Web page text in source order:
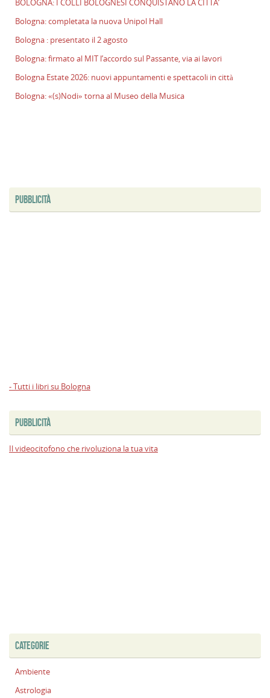
BOLOGNA: I COLLI BOLOGNESI CONQUISTANO LA CITTA’
Bologna: completata la nuova Unipol Hall
Bologna : presentato il 2 agosto
Bologna: firmato al MIT l’accordo sul Passante, via ai lavori
Bologna Estate 2026: nuovi appuntamenti e spettacoli in città
Bologna: «(s)Nodi» torna al Museo della Musica
PUBBLICITÀ
- Tutti i libri su Bologna
PUBBLICITÀ
Il videocitofono che rivoluziona la tua vita
CATEGORIE
Ambiente
Astrologia